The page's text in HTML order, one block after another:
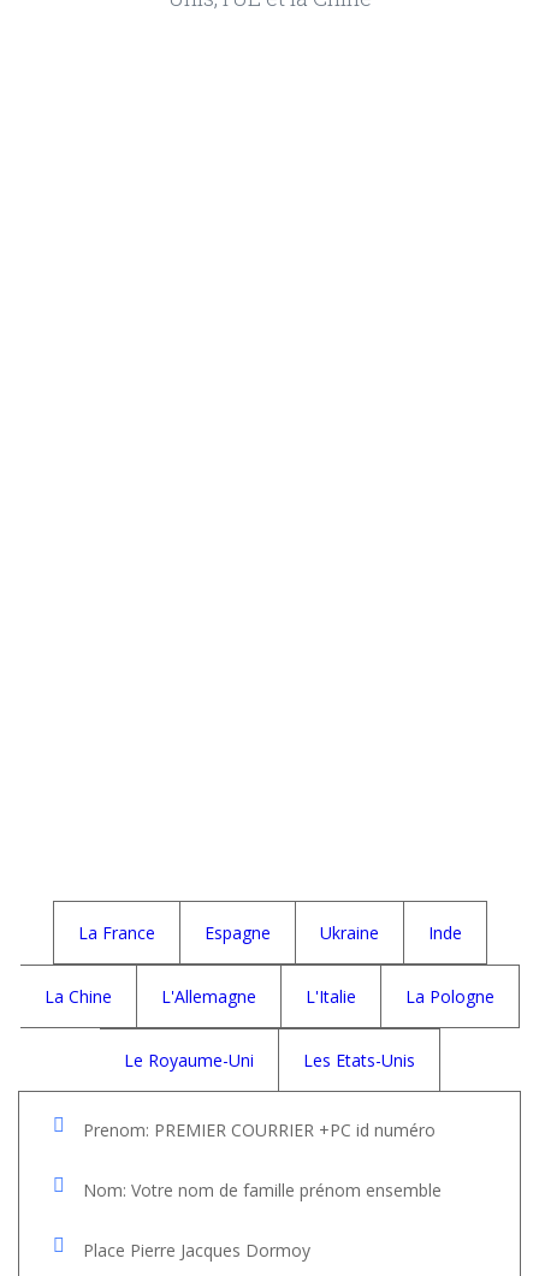
La France Espagne Ukraine Inde
La Chine L'Allemagne L'Italie La Pologne
Le Royaume-Uni Les Etats-Unis
Prenom: PREMIER COURRIER +PC id numéro
Nom: Votre nom de famille prénom ensemble
Place Pierre Jacques Dormoy